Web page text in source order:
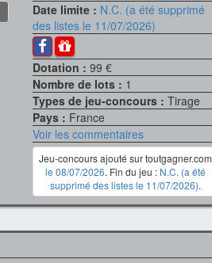
Date limite : N.C. (a été supprimé
des listes le 11/07/2026)
Dotation :99 €
Nombre de lots : 1
Types de jeu-concours :Tirage
Pays : France
Voir les commentaires
Jeu-concours ajouté sur toutgagner.com
le 08/07/2026. Fin du jeu : N.C. (a été
supprimé des listes le 11/07/2026).